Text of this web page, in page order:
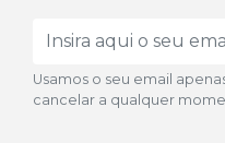
Usamos o seu email
cancelar a qualquer